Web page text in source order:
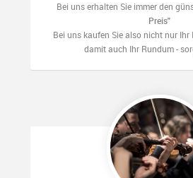
Bei uns erhalten Sie immer den
Preis"
Bei uns kaufen Sie also nicht nur
damit auch Ihr Rundum -